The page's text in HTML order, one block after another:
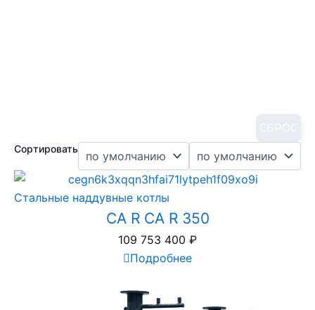
Сортировать
Стальные наддувные котлы
CA R CA R 350
109 753 400 ₽
Подробнее